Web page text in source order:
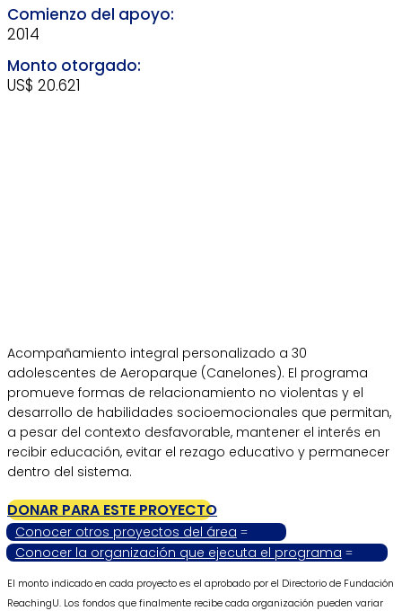
2014
US$ 20.621
Acompañamiento integral personalizado a 30
adolescentes de Aeroparque (Canelones). El programa
promueve formas de relacionamiento no violentas y el
desarrollo de habilidades socioemocionales que permitan,
a pesar del contexto desfavorable, mantener el interés en
recibir educación, evitar el rezago educativo y permanecer
dentro del sistema.
DONAR PARA ESTE PROYECTO
Conocer otros proyectos del área
Conocer la organización que ejecuta el programa
El monto indicado en cada proyecto es el aprobado por el Directorio de Fundación
ReachingU. Los fondos que finalmente recibe cada organización pueden variar